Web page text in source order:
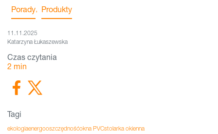
Porady, Produkty
11.11.2025
Katarzyna Łukaszewska
Czas czytania
2 min
Tagi
ekologiaenergooszczędnośćokna PVCstolarka okienna